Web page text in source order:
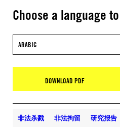
Choose a language
ARABIC
DOWNLOAD PDF
非法杀戮 非法拘留 研究报告